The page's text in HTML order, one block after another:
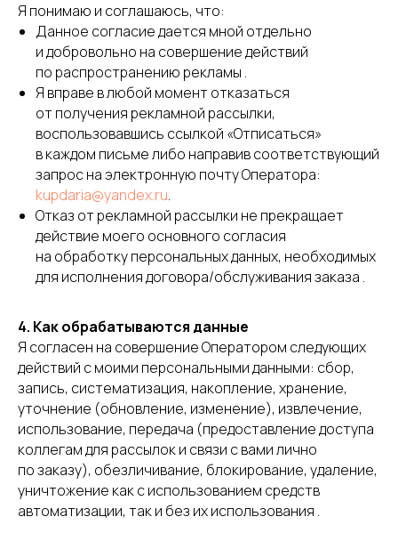
Я понимаю и соглашаюсь, что:
Данное согласие дается мной отдельно
и добровольно на совершение действий
по распространению рекламы .
Я вправе в любой момент отказаться
от получения рекламной рассылки,
воспользовавшись ссылкой «Отписаться»
в каждом письме либо направив соответствующий
запрос на электронную почту Оператора:
kupdaria@yandex.ru.
Отказ от рекламной рассылки не прекращает
действие моего основного согласия
на обработку персональных данных, необходимых
для исполнения договора/обслуживания заказа .
4. Как обрабатываются данные
Я согласен на совершение Оператором следующих
действий с моими персональными данными: сбор,
запись, систематизация, накопление, хранение,
уточнение (обновление, изменение), извлечение,
использование, передача (предоставление доступа
коллегам для рассылок и связи с вами лично
по заказу), обезличивание, блокирование, удаление,
уничтожение как с использованием средств
автоматизации, так и без их использования .